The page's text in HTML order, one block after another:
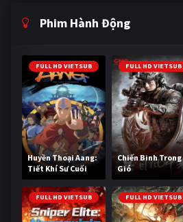
Phim Hành Động
FULL HD VIETSUB
Huyền Thoại Aang:
Tiết Khí Sư Cuối
Cùng
FULL HD VIETSUB
Chiến Binh Trong
Gió
FULL HD VIETSUB FULL HD VIETSUB